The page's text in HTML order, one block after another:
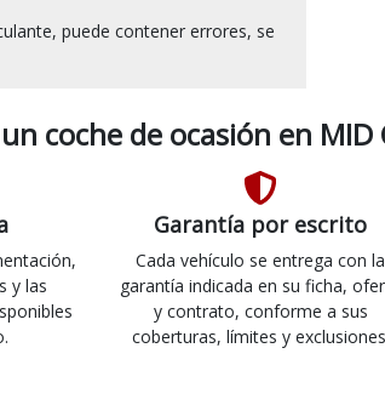
puede contener errores, se
coche de ocasión en MID
y las
Garantía por escrito
Cada vehículo se entrega con la
garantía indicada en su ficha,
y contrato, conforme a sus
coberturas, límites y